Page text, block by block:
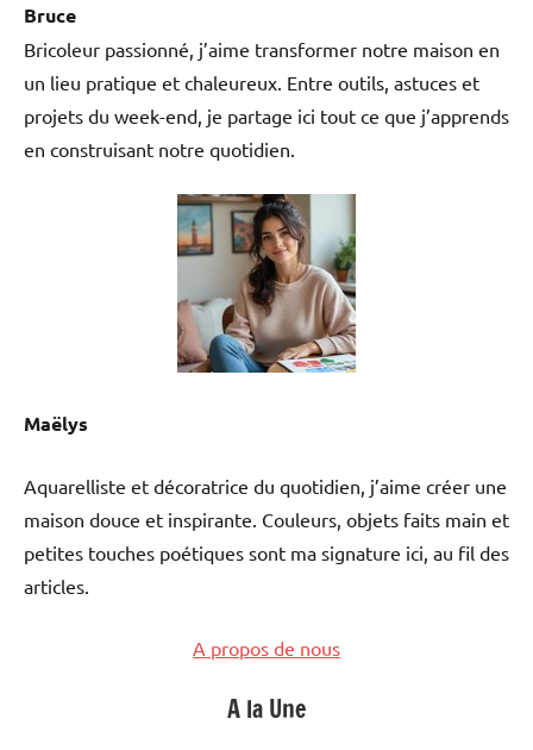
Bruce
Bricoleur passionné, j’aime transformer notre maison en
un lieu pratique et chaleureux. Entre outils, astuces et
projets du week-end, je partage ici tout ce que j’apprends
en construisant notre quotidien.
Maëlys
Aquarelliste et décoratrice du quotidien, j’aime créer une
maison douce et inspirante. Couleurs, objets faits main et
petites touches poétiques sont ma signature ici, au fil des
articles.
A propos de nous
A la Une